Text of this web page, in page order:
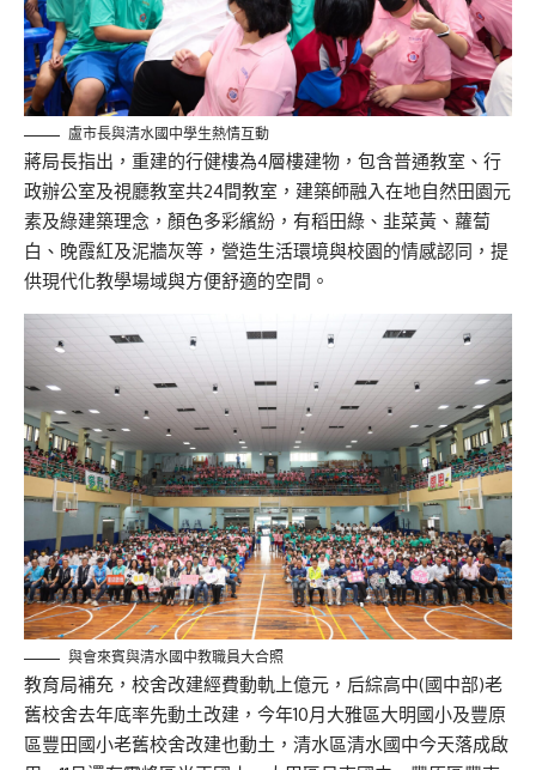
盧市長與清水國中學生熱情互動
蔣局長指出，重建的行健樓為4層樓建物，包含普通教室、行
政辦公室及視廳教室共24間教室，建築師融入在地自然田園元
素及綠建築理念，顏色多彩繽紛，有稻田綠、韭菜黃、蘿蔔
白、晚霞紅及泥牆灰等，營造生活環境與校園的情感認同，提
供現代化教學場域與方便舒適的空間。
與會來賓與清水國中教職員大合照
教育局補充，校舍改建經費動軌上億元，后綜高中(國中部)老
舊校舍去年底率先動土改建，今年10月大雅區大明國小及豐原
區豐田國小老舊校舍改建也動土，清水區清水國中今天落成啟